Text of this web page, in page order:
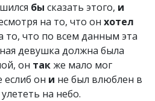
бы сказать этого, и
на то, что он хотел
то, что по всем данным эта
девушка должна была
он также мало мог
еслиб он и не был влюблен в
на небо.